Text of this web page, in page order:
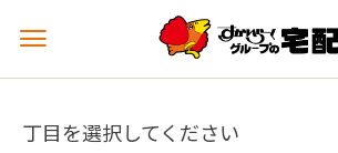
メ
ュ
を
丁目を選択してください